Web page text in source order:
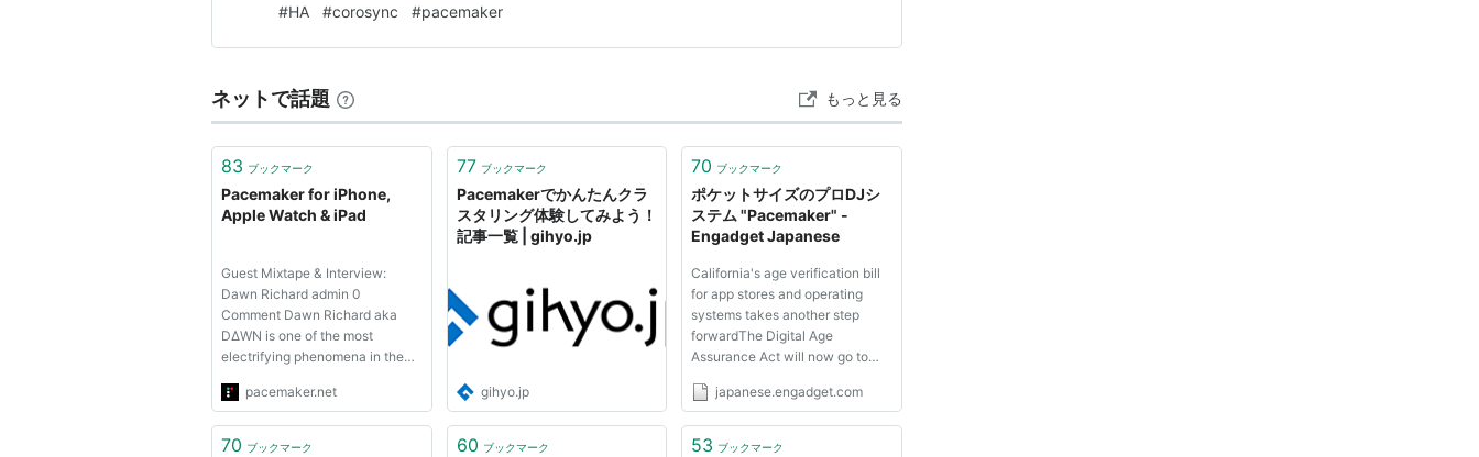
機器の持ち込み制限のある区域でBIOS/UEFI設定して…
#HA #corosync #pacemaker
ネットで話題 もっと見る
83 ブックマーク
Pacemaker for iPhone,
Apple Watch & iPad
Guest Mixtape & Interview:
Dawn Richard admin 0
Comment Dawn Richard aka
D∆WN is one of the most
electrifying phenomena in the
Hailing from New Orleans,
the queen of pop new wave has
pacemaker.net
77 ブックマーク
Pacemakerでかんたんクラ
スタリング体験してみよう！
記事一覧 | gihyo.jp
gihyo.jp
70 ブックマーク
ポケットサイズのプロDJシ
ステム "Pacemaker" -
Engadget Japanese
California's age verification bill
for app stores and operating
systems takes another step
forwardThe Digital Age
Assurance Act will now go to
Roblox hit with wrongful death
suicideAccording to The New
japanese.engadget.com
70 ブックマーク 60 ブックマーク 53 ブックマーク